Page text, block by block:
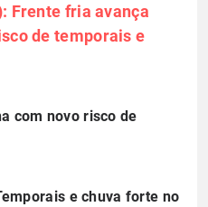
Frente fria avança
de temporais e
com novo risco de
e chuva forte no